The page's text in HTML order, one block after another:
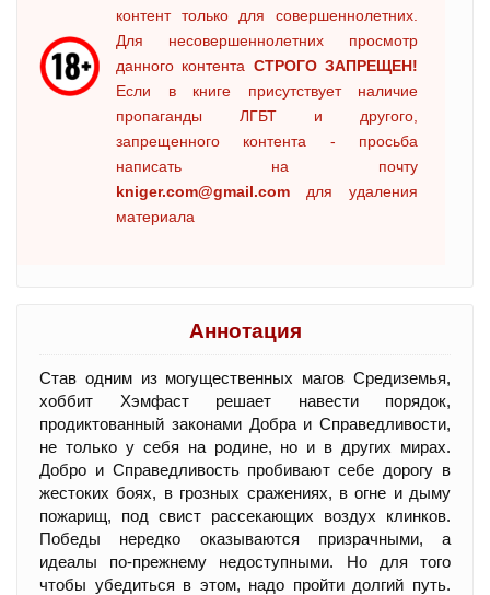
контент только для совершеннолетних.
Для несовершеннолетних просмотр
данного контента СТРОГО ЗАПРЕЩЕН!
Если в книге присутствует наличие
пропаганды ЛГБТ и другого,
запрещенного контента - просьба
написать на почту
kniger.com@gmail.com для удаления
материала
Аннотация
Став одним из могущественных магов Средиземья,
хоббит Хэмфаст решает навести порядок,
продиктованный законами Добра и Справедливости,
не только у себя на родине, но и в других мирах.
Добро и Справедливость пробивают себе дорогу в
жестоких боях, в грозных сражениях, в огне и дыму
пожарищ, под свист рассекающих воздух клинков.
Победы нередко оказываются призрачными, а
идеалы по-прежнему недоступными. Но для того
чтобы убедиться в этом, надо пройти долгий путь.